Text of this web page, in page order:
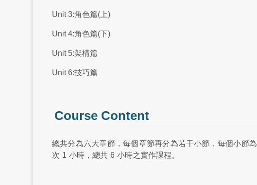
Unit 3:角色篇(上)
Unit 4:角色篇(下)
Unit 5:架構篇
Unit 6:技巧篇
Course Content
總共分為六大章節，每個章節再分為若干小節，每個小節為
次 1 小時，總共 6 小時之實作課程。